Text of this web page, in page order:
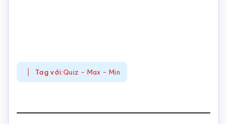
Tag với:Quiz - Max - Min